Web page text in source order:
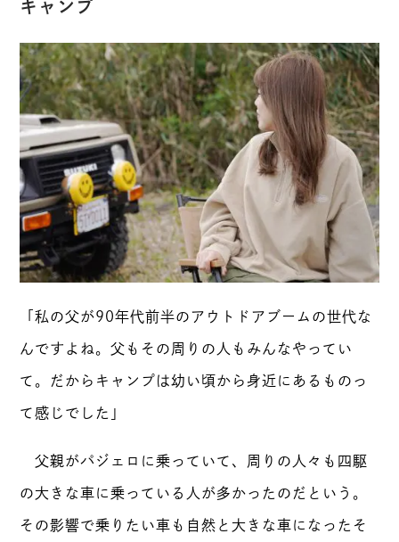
キャンプ
「私の父が90年代前半のアウトドアブームの世代な
んですよね。父もその周りの人もみんなやってい
て。だからキャンプは幼い頃から身近にあるものっ
て感じでした」
父親がパジェロに乗っていて、周りの人々も四駆
の大きな車に乗っている人が多かったのだという。
その影響で乗りたい車も自然と大きな車になったそ